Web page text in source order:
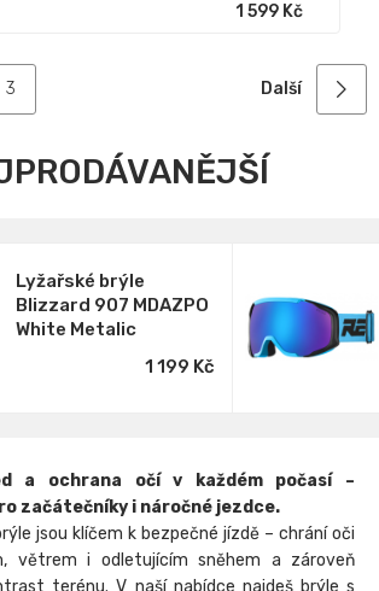
1 599 Kč
3 Další
Lyžařské brýle
Blizzard 907 MDAZPO
White Metalic
1 199 Kč
a ochrana očí v každém počasí –
začátečníky i náročné jezdce.
jsou klíčem k bezpečné jízdě – chrání oči
větrem i odletujícím sněhem a zároveň
terénu. V naší nabídce najdeš brýle s